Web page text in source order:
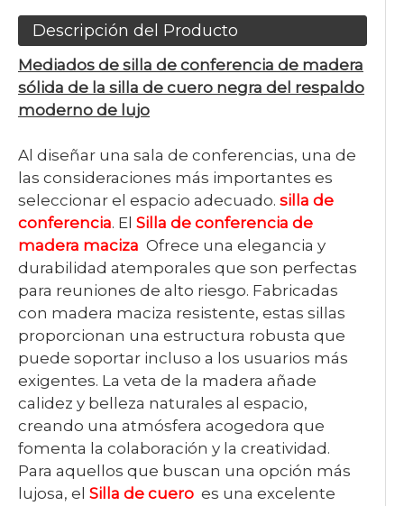
Descripción del Producto
Mediados de silla de conferencia de madera
sólida de la silla de cuero negra del respaldo
moderno de lujo
Al diseñar una sala de conferencias, una de
las consideraciones más importantes es
seleccionar el espacio adecuado. silla de
conferencia. El Silla de conferencia de
madera maciza Ofrece una elegancia y
durabilidad atemporales que son perfectas
para reuniones de alto riesgo. Fabricadas
con madera maciza resistente, estas sillas
proporcionan una estructura robusta que
puede soportar incluso a los usuarios más
exigentes. La veta de la madera añade
calidez y belleza naturales al espacio,
creando una atmósfera acogedora que
fomenta la colaboración y la creatividad.
Para aquellos que buscan una opción más
lujosa, el Silla de cuero es una excelente